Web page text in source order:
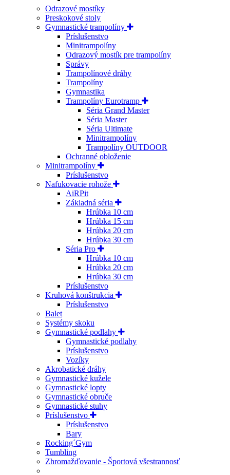
Odrazové mostíky
Preskokové stoly
Gymnastické trampolíny
Príslušenstvo
Minitrampolíny
Odrazový mostík pre trampolíny
Správy
Trampolínové dráhy
Trampolíny
Gymnastika
Trampolíny Eurotramp
Séria Grand Master
Séria Master
Séria Ultimate
Minitrampolíny
Trampolíny OUTDOOR
Ochranné obloženie
Minitrampolíny
Príslušenstvo
Nafukovacie rohože
AiRPit
Základná séria
Hrúbka 10 cm
Hrúbka 15 cm
Hrúbka 20 cm
Hrúbka 30 cm
Séria Pro
Hrúbka 10 cm
Hrúbka 20 cm
Hrúbka 30 cm
Príslušenstvo
Kruhová konštrukcia
Príslušenstvo
Balet
Systémy skoku
Gymnastické podlahy
Gymnastické podlahy
Príslušenstvo
Vozíky
Akrobatické dráhy
Gymnastické kužele
Gymnastické lopty
Gymnastické obruče
Gymnastické stuhy
Príslušenstvo
Príslušenstvo
Bary
Rocking´Gym
Tumbling
Zhromažďovanie - Športová všestrannosť